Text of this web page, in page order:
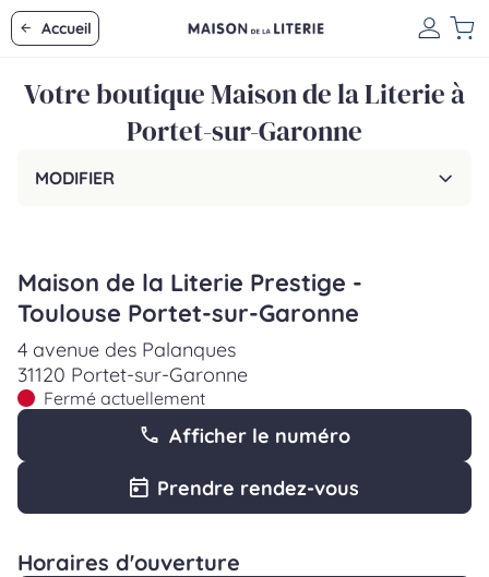
Accueil
Votre boutique Maison de la Literie à
Portet-sur-Garonne
MODIFIER
Maison de la Literie Prestige -
Toulouse Portet-sur-Garonne
4 avenue des Palanques
31120 Portet-sur-Garonne
Fermé actuellement
Afficher le numéro
Prendre rendez-vous
Horaires d'ouverture